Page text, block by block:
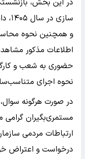
در این بخش،
و همچنین نحوه
اطلاعات مذکور
حضوری به شعب و
نحوه اجرای
در صورت هرگونه
مستمری‌بگیران گرامی
درخواست و اعتراض